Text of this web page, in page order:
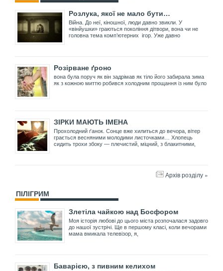
Розлука, якої не мало бути…
Війна. До неї, кіношної, люди давно звикли. У
«вінйушки» граються покоління дітвори, вона чи не
головна тема комп’ютерних ігор. Уже давно
Розірване ґроно
вона була поруч як він задрімав як тіло його забирала зима
як з кожною миттю робився холодним прощання із ним було
ЗІРКИ МАЮТЬ ІМЕНА
Прохолодний ґанок. Сонце вже хилиться до вечора, вітер
грається весняними молодими листочками… Хлопець
сидить трохи збоку — плечистий, міцний, з блакитними,
Архів розділу »
ПІЛІГРИМ
Злетіла чайкою над Босфором
Моя історія любові до цього міста розпочалася задовго
до нашої зустрічі. Ще в першому класі, коли вечорами
мама вмикала телевізор, я,
Баварією, з пивним келихом